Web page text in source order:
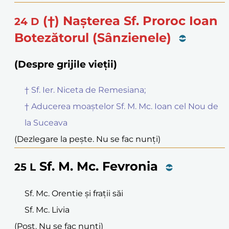
24 D (†) Nașterea Sf. Proroc Ioan
Botezătorul (Sânzienele)
(Despre grijile vieții)
† Sf. Ier. Niceta de Remesiana;
† Aducerea moaștelor Sf. M. Mc. Ioan cel Nou de
la Suceava
(Dezlegare la pește. Nu se fac nunți)
25 L Sf. M. Mc. Fevronia
Sf. Mc. Orentie și frații săi
Sf. Mc. Livia
(Post. Nu se fac nunți)